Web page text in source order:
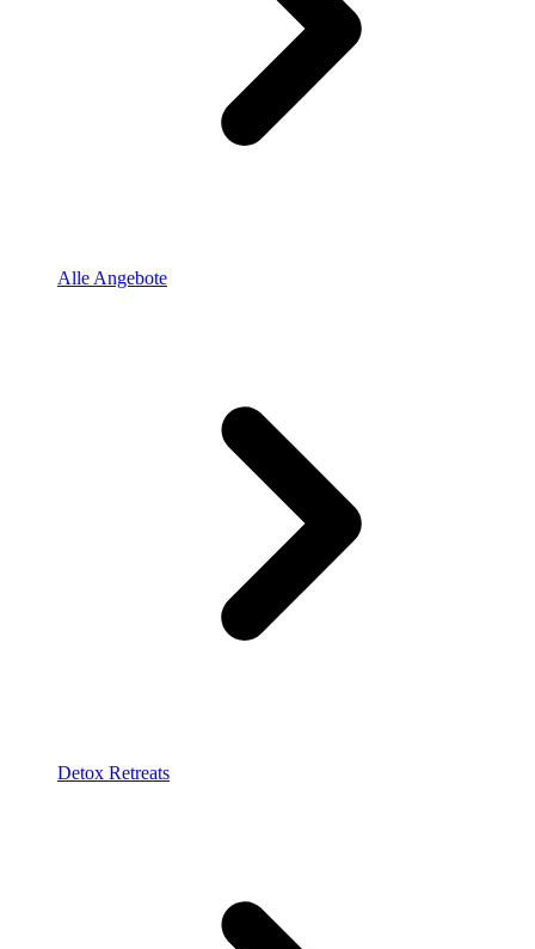
Alle Angebote
Detox Retreats